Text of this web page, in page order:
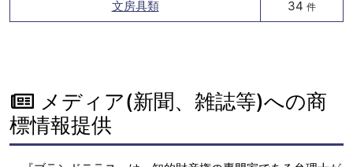
文房具類 34 件
メディア(新聞、雑誌等)への商
標情報提供